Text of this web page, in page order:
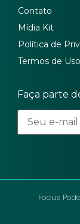
Contato
Mídia Kit
Política de
Termos de Uso
Faça parte
Focus